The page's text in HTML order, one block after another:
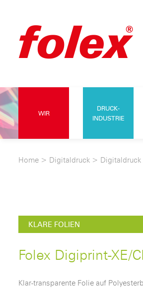
WIR
DRUCK-
INDUSTRIE
Home > Digitaldruck > Digitaldruck
KLARE FOLIEN
Folex Digiprint-XE/
Klar-transparente Folie auf